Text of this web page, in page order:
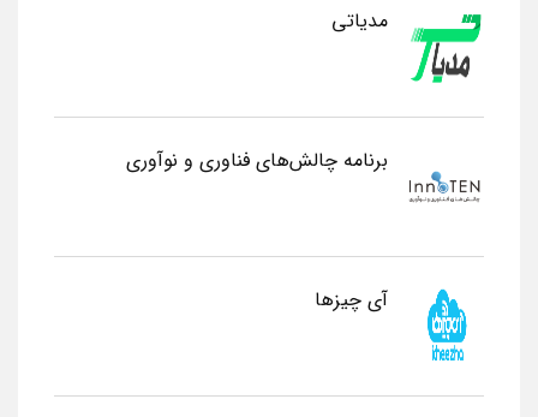
مدیاتی
برنامه چالش‌های فناوری و نوآوری
آی چیزها